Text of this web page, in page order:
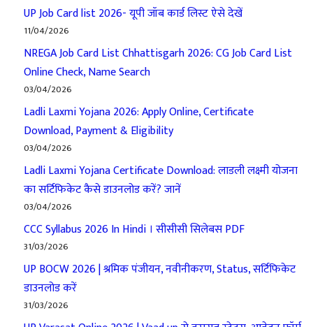
UP Job Card list 2026- यूपी जॉब कार्ड लिस्ट ऐसे देखें
11/04/2026
NREGA Job Card List Chhattisgarh 2026: CG Job Card List
Online Check, Name Search
03/04/2026
Ladli Laxmi Yojana 2026: Apply Online, Certificate
Download, Payment & Eligibility
03/04/2026
Ladli Laxmi Yojana Certificate Download: लाडली लक्ष्मी योजना
का सर्टिफिकेट कैसे डाउनलोड करें? जानें
03/04/2026
CCC Syllabus 2026 In Hindi । सीसीसी सिलेबस PDF
31/03/2026
UP BOCW 2026 | श्रमिक पंजीयन, नवीनीकरण, Status, सर्टिफिकेट
डाउनलोड करें
31/03/2026